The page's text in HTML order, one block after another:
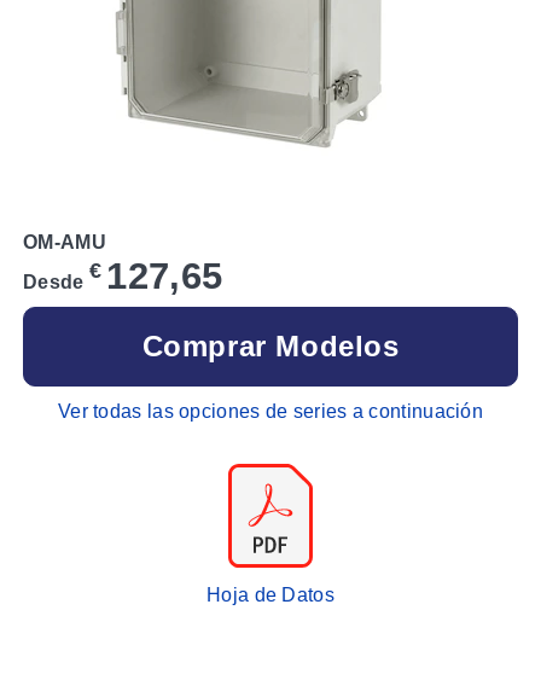
OM-AMU
Desde € 127,65
Comprar Modelos
Ver todas las opciones de series a continuación
Hoja de Datos